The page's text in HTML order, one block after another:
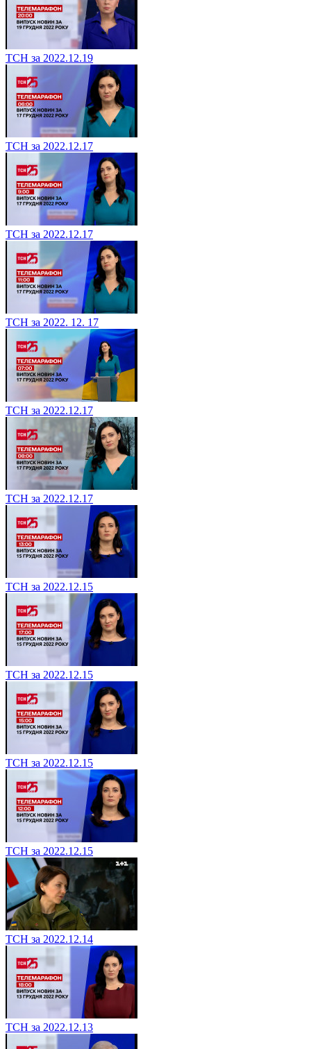
ТСН за 2022.12.19
ТСН за 2022.12.17
ТСН за 2022.12.17
ТСН за 2022. 12. 17
ТСН за 2022.12.17
ТСН за 2022.12.17
ТСН за 2022.12.15
ТСН за 2022.12.15
ТСН за 2022.12.15
ТСН за 2022.12.15
ТСН за 2022.12.14
ТСН за 2022.12.13